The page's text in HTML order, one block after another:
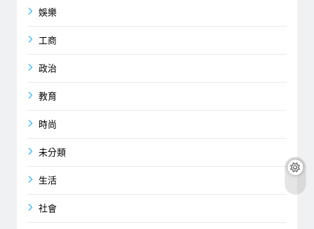
娛樂
工商
政治
教育
時尚
未分類
生活
社會